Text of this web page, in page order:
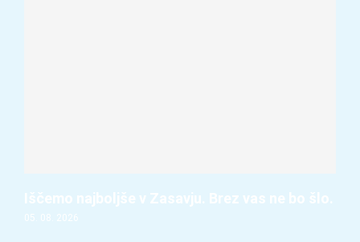
Iščemo najboljše v Zasavju. Brez vas ne bo šlo.
05. 08. 2026